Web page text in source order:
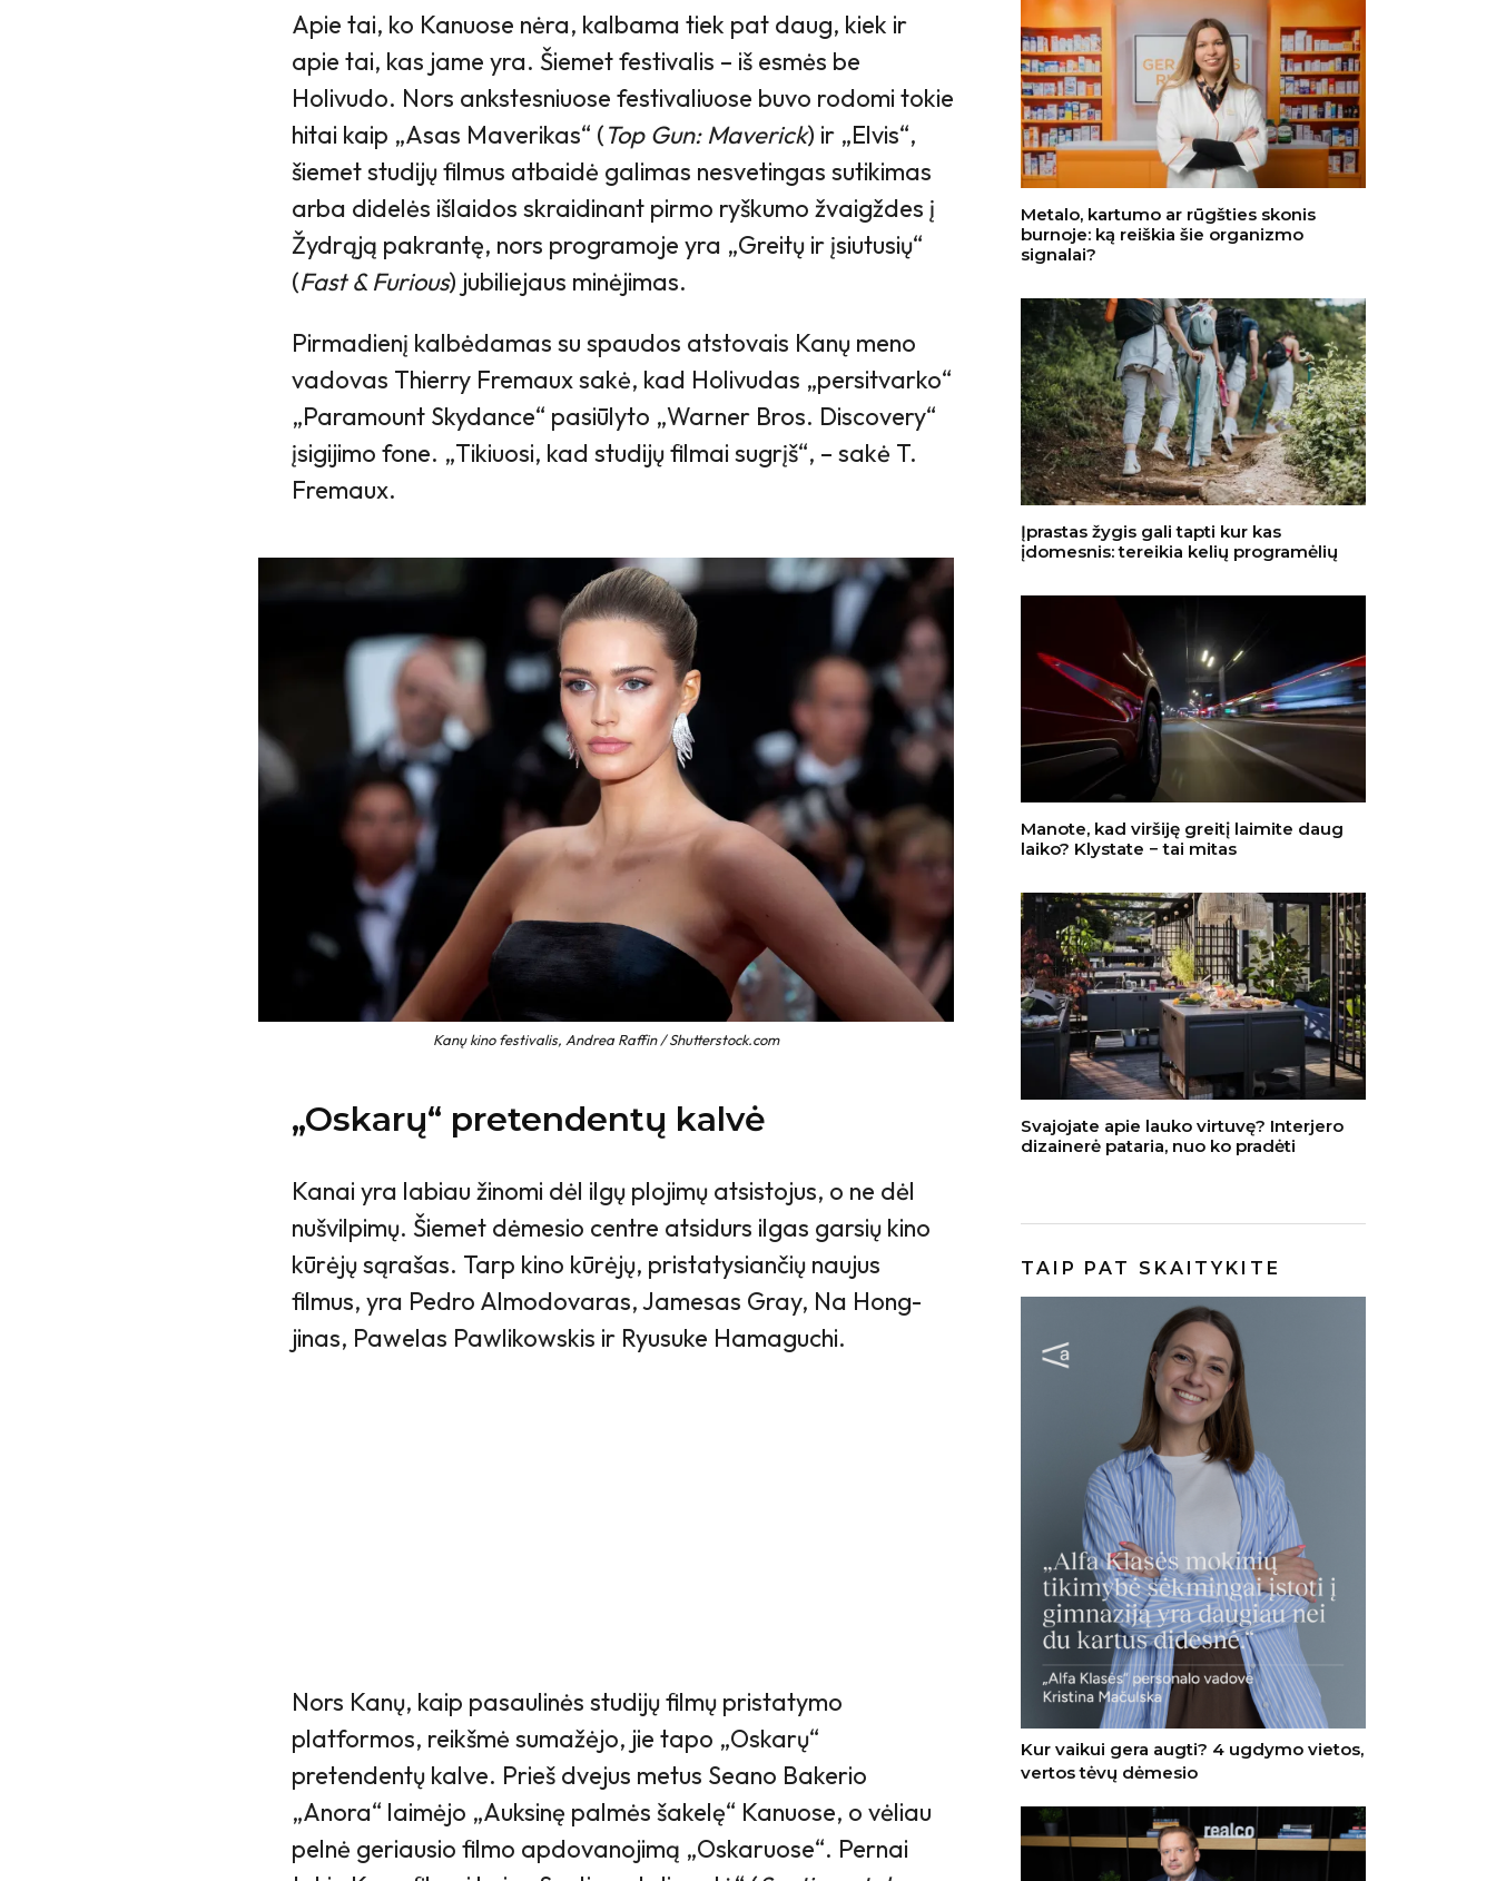
Apie tai, ko Kanuose nėra, kalbama tiek pat daug, kiek ir
apie tai, kas jame yra. Šiemet festivalis – iš esmės be
Holivudo. Nors ankstesniuose festivaliuose buvo rodomi tokie
hitai kaip „Asas Maverikas“ (Top Gun: Maverick) ir „Elvis“,
šiemet studijų filmus atbaidė galimas nesvetingas sutikimas
arba didelės išlaidos skraidinant pirmo ryškumo žvaigždes į
Žydrąją pakrantę, nors programoje yra „Greitų ir įsiutusių“
(Fast & Furious) jubiliejaus minėjimas.
Pirmadienį kalbėdamas su spaudos atstovais Kanų meno
vadovas Thierry Fremaux sakė, kad Holivudas „persitvarko“
„Paramount Skydance“ pasiūlyto „Warner Bros. Discovery“
įsigijimo fone. „Tikiuosi, kad studijų filmai sugrįš“, – sakė T.
Fremaux.
Kanų kino festivalis, Andrea Raffin / Shutterstock.com
„Oskarų“ pretendentų kalvė
Kanai yra labiau žinomi dėl ilgų plojimų atsistojus, o ne dėl
nušvilpimų. Šiemet dėmesio centre atsidurs ilgas garsių kino
kūrėjų sąrašas. Tarp kino kūrėjų, pristatysiančių naujus
filmus, yra Pedro Almodovaras, Jamesas Gray, Na Hong-
jinas, Pawelas Pawlikowskis ir Ryusuke Hamaguchi.
Nors Kanų, kaip pasaulinės studijų filmų pristatymo
platformos, reikšmė sumažėjo, jie tapo „Oskarų“
pretendentų kalve. Prieš dvejus metus Seano Bakerio
„Anora“ laimėjo „Auksinę palmės šakelę“ Kanuose, o vėliau
pelnė geriausio filmo apdovanojimą „Oskaruose“. Pernai
Metalo, kartumo ar rūgšties skonis
burnoje: ką reiškia šie organizmo
signalai?
Įprastas žygis gali tapti kur kas
įdomesnis: tereikia kelių programėlių
Manote, kad viršiję greitį laimite daug
laiko? Klystate − tai mitas
Svajojate apie lauko virtuvę? Interjero
dizainerė pataria, nuo ko pradėti
TAIP PAT SKAITYKITE
Kur vaikui gera augti? 4 ugdymo vietos,
vertos tėvų dėmesio